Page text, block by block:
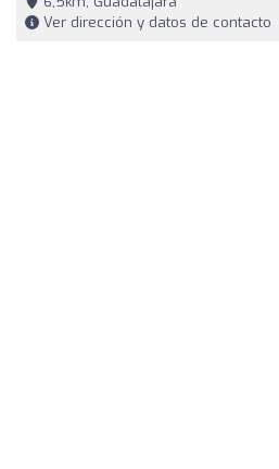
Ver dirección y datos de contacto